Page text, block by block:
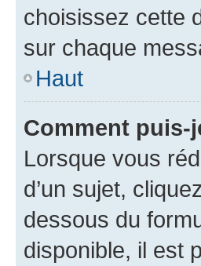
choisissez cette
sur chaque
Haut
Comment puis-
Lorsque vous
d’un sujet,
dessous du
disponible, il est